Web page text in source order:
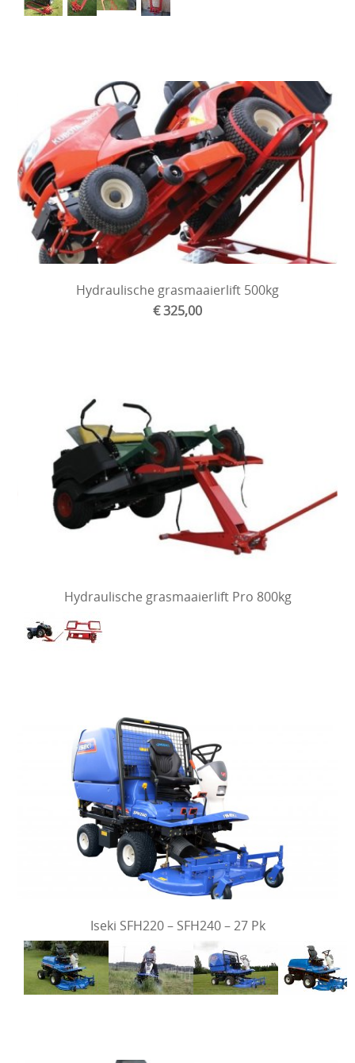
Hydraulische grasmaaierlift 500kg
€ 325,00
Hydraulische grasmaaierlift Pro 800kg
Iseki SFH220 – SFH240 – 27 Pk